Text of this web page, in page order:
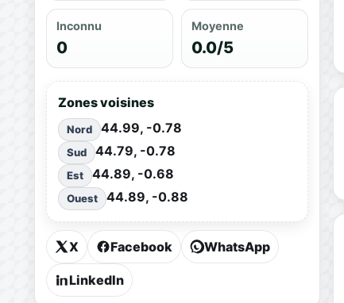
Inconnu
0
Moyenne
0.0/5
Zones voisines
Nord 44.99, -0.78
Sud 44.79, -0.78
Est 44.89, -0.68
Ouest 44.89, -0.88
X Facebook WhatsApp
LinkedIn